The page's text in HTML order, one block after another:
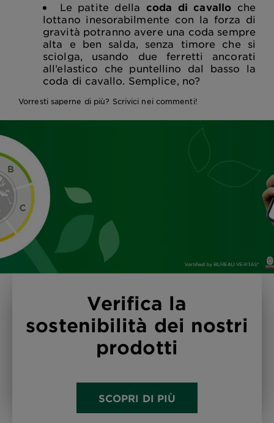
Le patite della coda di cavallo che
lottano inesorabilmente con la forza di
gravità potranno avere una coda sempre
alta e ben salda, senza timore che si
sciolga, usando due ferretti ancorati
all’elastico che puntellino dal basso la
coda di cavallo. Semplice, no?
Vorresti saperne di più? Scrivici nei commenti!
Verifica la
sostenibilità dei nostri
prodotti
SCOPRI DI PIÙ